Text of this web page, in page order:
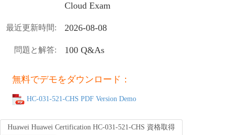
Cloud Exam
最近更新時間: 2026-08-08
問題と解答: 100 Q&As
無料でデモをダウンロード：
HC-031-521-CHS PDF Version Demo
Huawei Huawei Certification HC-031-521-CHS 資格取得